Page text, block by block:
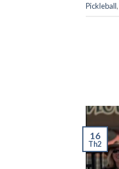
Pickleball,
16
Th2